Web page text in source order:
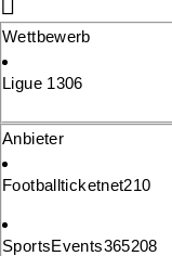
Wettbewerb
Ligue 1306
Anbieter
Footballticketnet210
SportsEvents365208